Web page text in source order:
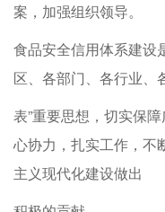
案，加强组织领导。
食品安全信用体系建设
区、各部门、各行业、
表”重要思想，切实保
心协力，扎实工作，不
主义现代化建设做出